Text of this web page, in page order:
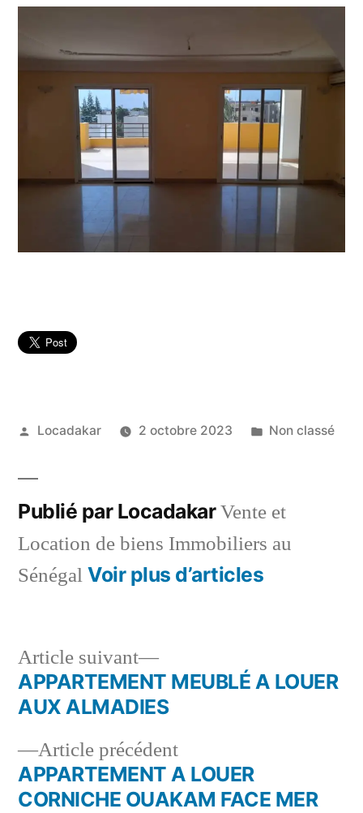
Publié
Locadakar 2 octobre 2023
Publié
Non classé
Publié par LocadakarVente et
Location de biens Immobiliers au
Sénégal Voir plus d’articles
Navigation
l’article
Article précédentArticle
précédent :
APPARTEMENT A LOUER
CORNICHE OUAKAM FACE MER
Article suivant
Article
suivant :
APPARTEMENT MEUBLÉ A LOUER
AUX ALMADIES